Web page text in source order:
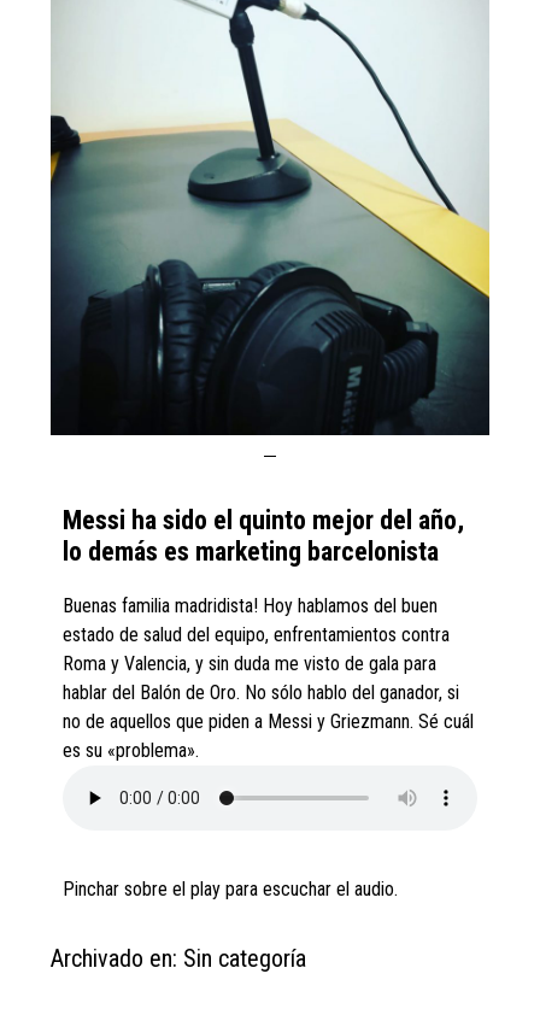
Messi ha sido el quinto mejor del año,
lo demás es marketing barcelonista
Buenas familia madridista! Hoy hablamos del buen
estado de salud del equipo, enfrentamientos contra
Roma y Valencia, y sin duda me visto de gala para
hablar del Balón de Oro. No sólo hablo del ganador, si
no de aquellos que piden a Messi y Griezmann. Sé cuál
es su «problema».
Pinchar sobre el play para escuchar el audio.
Archivado en: Sin categoría